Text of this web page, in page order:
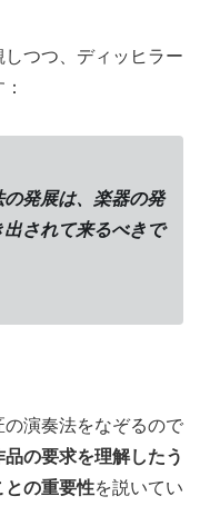
つつ、ディッヒラー
発展は、楽器の発
されて来るべきで
演奏法をなぞるので
の要求を理解したう
との重要性を説いてい